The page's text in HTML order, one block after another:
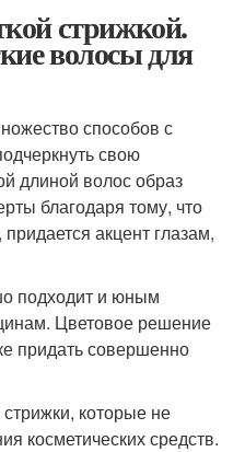
стрижкой.
волосы для
способов с
свою
длиной волос образ
благодаря тому, что
акцент глазам,
подходит и юным
Цветовое решение
придать совершенно
которые не
косметических средств.